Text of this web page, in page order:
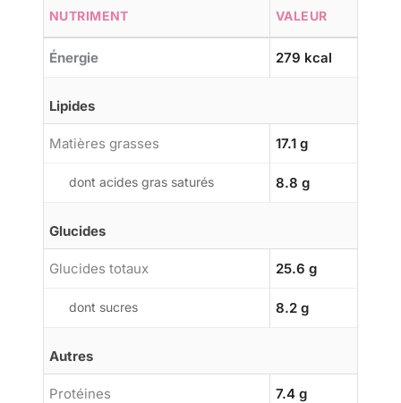
NUTRIMENT VALEUR
Énergie 279 kcal
Lipides
Matières grasses 17.1 g
dont acides gras saturés 8.8 g
Glucides
Glucides totaux 25.6 g
dont sucres 8.2 g
Autres
Protéines 7.4 g